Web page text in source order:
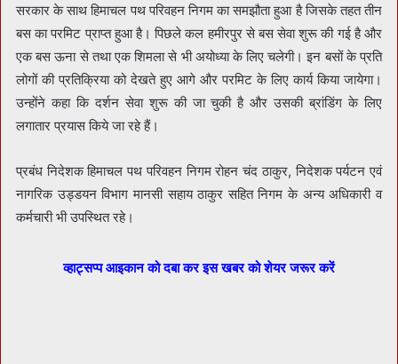
सरकार के साथ हिमाचल पथ परिवहन निगम का समझौता हुआ है जिसके तहत तीन
बस का परमिट प्राप्त हुआ है। पिछले कल हमीरपुर से बस सेवा शुरू की गई है और
एक बस ऊना से तथा एक शिमला से भी अयोध्या के लिए चलेगी। इन बसों के प्रति
लोगों की प्रतिक्रिया को देखते हुए आगे और परमिट के लिए कार्य किया जायेगा।
उन्होंने कहा कि दर्शन सेवा शुरू की जा चुकी है और उसकी ब्रांडिंग के लिए
लगातार प्रयास किये जा रहे हैं।
प्रबंध निदेशक हिमाचल पथ परिवहन निगम रोहन चंद ठाकुर, निदेशक पर्यटन एवं
नागरिक उड्डयन विभाग मानसी सहाय ठाकुर सहित निगम के अन्य अधिकारी व
कर्मचारी भी उपस्थित रहे।
व्हाट्सप्प आइकान को दबा कर इस खबर को शेयर जरूर करें